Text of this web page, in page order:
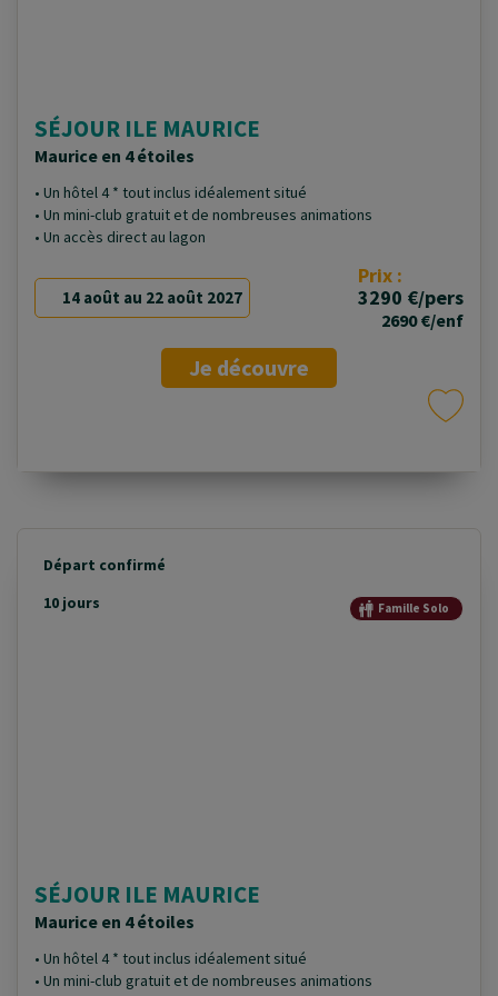
SÉJOUR ILE MAURICE
Maurice en 4 étoiles
• Un hôtel 4 * tout inclus idéalement situé
• Un mini-club gratuit et de nombreuses animations
• Un accès direct au lagon
14 août au 22 août 2027
Prix :
3290 €/pers
2690 €/enf
Je découvre
Départ confirmé
10 jours
Famille Solo
SÉJOUR ILE MAURICE
Maurice en 4 étoiles
• Un hôtel 4 * tout inclus idéalement situé
• Un mini-club gratuit et de nombreuses animations